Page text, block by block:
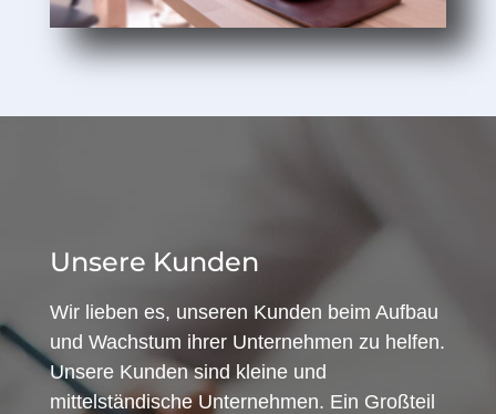
Unsere Kunden
Wir lieben es, unseren Kunden beim Aufbau
und Wachstum ihrer Unternehmen zu helfen.
Unsere Kunden sind kleine und
mittelständische Unternehmen. Ein Großteil